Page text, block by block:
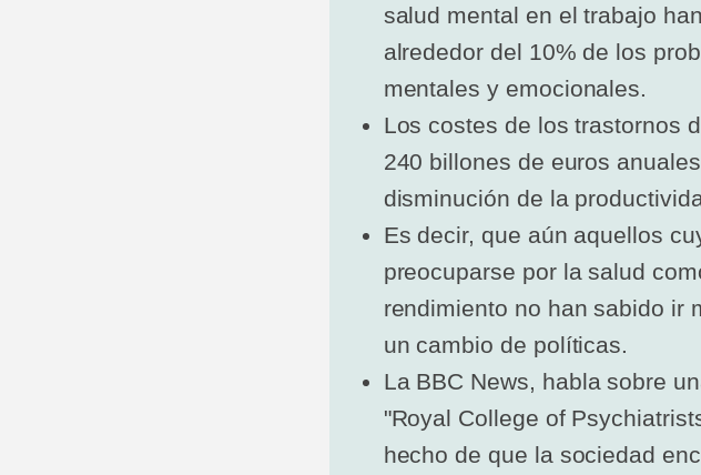
salud mental en el trabajo
alrededor del 10% de los
mentales y emocionales.
Los costes de los trastornos
240 billones de euros
disminución de la
Es decir, que aún aquellos
preocuparse por la salud
rendimiento no han sabido ir
un cambio de políticas.
La BBC News, habla sobre
"Royal College of
hecho de que la sociedad